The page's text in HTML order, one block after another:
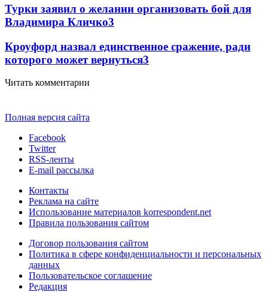
Турки заявил о желании организовать бой для
Владимира Кличко3
Кроуфорд назвал единственное сражение, ради
которого может вернуться3
Читать комментарии
Полная версия сайта
Facebook
Twitter
RSS-ленты
E-mail рассылка
Контакты
Реклама на сайте
Использование материалов korrespondent.net
Правила пользования сайтом
Договор пользования сайтом
Политика в сфере конфиденциальности и персональных
данных
Пользовательское соглашение
Редакция